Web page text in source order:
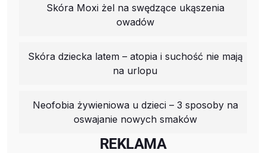
Skóra Moxi żel na swędzące ukąszenia
owadów
Skóra dziecka latem – atopia i suchość nie mają
na urlopu
Neofobia żywieniowa u dzieci – 3 sposoby na
oswajanie nowych smaków
REKLAMA